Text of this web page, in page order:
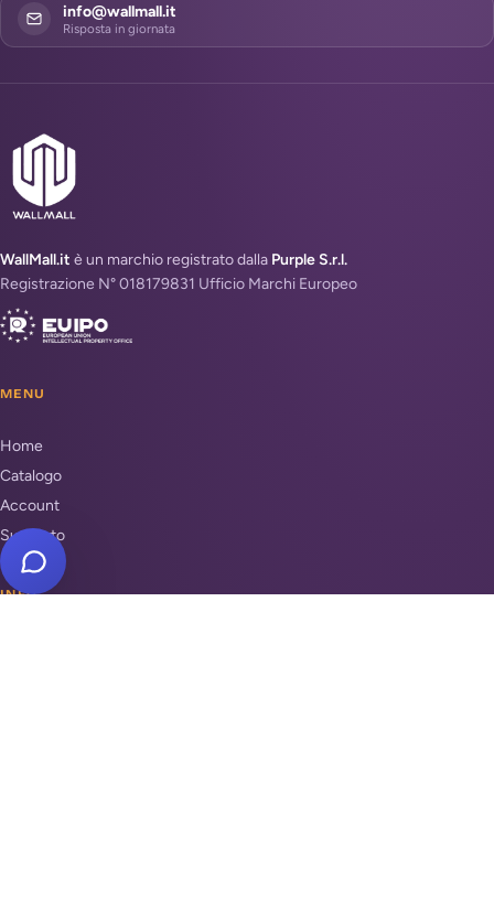
info@wallmall.it
Risposta in giornata
WallMall.it è un marchio registrato dalla Purple S.r.l.
Registrazione N° 018179831 Ufficio Marchi Europeo
MENU
Home
Catalogo
Account
Supporto
INFO